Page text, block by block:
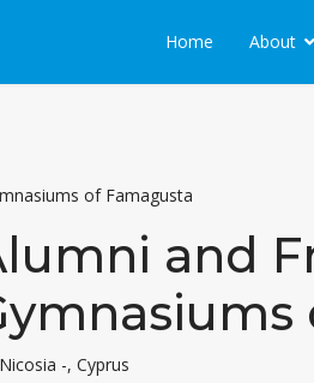
Home About
of Famagusta
and
-, Cyprus